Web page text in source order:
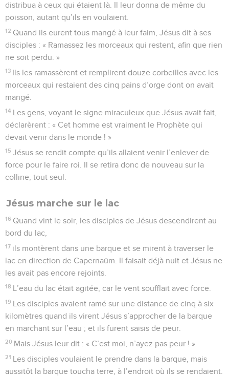
distribua à ceux qui étaient là. Il leur donna de même du
poisson, autant qu’ils en voulaient.
12 Quand ils eurent tous mangé à leur faim, Jésus dit à ses
disciples : « Ramassez les morceaux qui restent, afin que rien
ne soit perdu. »
13 Ils les ramassèrent et remplirent douze corbeilles avec les
morceaux qui restaient des cinq pains d’orge dont on avait
mangé.
14 Les gens, voyant le signe miraculeux que Jésus avait fait,
déclarèrent : « Cet homme est vraiment le Prophète qui
devait venir dans le monde ! »
15 Jésus se rendit compte qu’ils allaient venir l’enlever de
force pour le faire roi. Il se retira donc de nouveau sur la
colline, tout seul.
Jésus marche sur le lac
16 Quand vint le soir, les disciples de Jésus descendirent au
bord du lac,
17 ils montèrent dans une barque et se mirent à traverser le
lac en direction de Capernaüm. Il faisait déjà nuit et Jésus ne
les avait pas encore rejoints.
18 L’eau du lac était agitée, car le vent soufflait avec force.
19 Les disciples avaient ramé sur une distance de cinq à six
kilomètres quand ils virent Jésus s’approcher de la barque
en marchant sur l’eau ; et ils furent saisis de peur.
20 Mais Jésus leur dit : « C’est moi, n’ayez pas peur ! »
21 Les disciples voulaient le prendre dans la barque, mais
aussitôt la barque toucha terre, à l’endroit où ils se rendaient.